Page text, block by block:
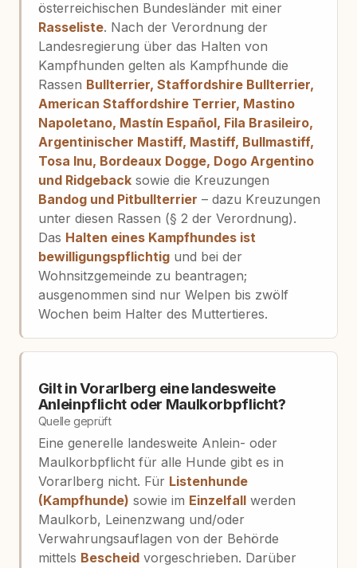
österreichischen Bundesländer mit einer
Rasseliste. Nach der Verordnung der
Landesregierung über das Halten von
Kampfhunden gelten als Kampfhunde die
Rassen Bullterrier, Staffordshire Bullterrier,
American Staffordshire Terrier, Mastino
Napoletano, Mastín Español, Fila Brasileiro,
Argentinischer Mastiff, Mastiff, Bullmastiff,
Tosa Inu, Bordeaux Dogge, Dogo Argentino
und Ridgebacksowie die Kreuzungen
Bandog und Pitbullterrier – dazu Kreuzungen
unter diesen Rassen (§ 2 der Verordnung).
Das Halten eines Kampfhundes ist
bewilligungspflichtigund bei der
Wohnsitzgemeinde zu beantragen;
ausgenommen sind nur Welpen bis zwölf
Wochen beim Halter des Muttertieres.
Gilt in Vorarlberg eine landesweite
Anleinpflicht oder Maulkorbpflicht?
Quelle geprüft
Eine generelle landesweite Anlein- oder
Maulkorbpflicht für alle Hunde gibt es in
Vorarlberg nicht. Für Listenhunde
(Kampfhunde) sowie im Einzelfallwerden
Maulkorb, Leinenzwang und/oder
Verwahrungsauflagen von der Behörde
mittels Bescheidvorgeschrieben. Darüber